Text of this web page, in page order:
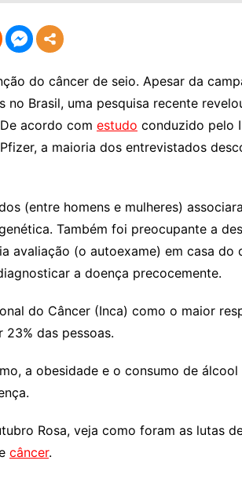
do câncer de seio. Apesar da
no Brasil, uma pesquisa recente
acordo com estudo conduzido pelo
a maioria dos entrevistados
(entre homens e mulheres)
Também foi preocupante a
avaliação (o autoexame) em casa do
a doença precocemente.
do Câncer (Inca) como o maior
das pessoas.
a obesidade e o consumo de álcool
Rosa, veja como foram as lutas
câncer.